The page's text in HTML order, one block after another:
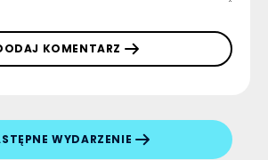
KOMENTARZ
WYDARZENIE